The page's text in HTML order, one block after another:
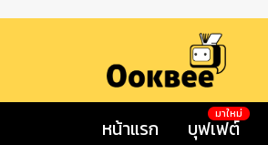
หน้าแรก บุฟเฟต์
มาใหม่